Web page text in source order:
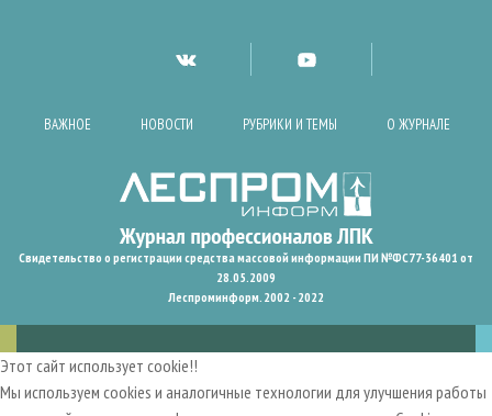
ВАЖНОЕ НОВОСТИ РУБРИКИ И ТЕМЫ О ЖУРНАЛЕ
Свидетельство о регистрации средства массовой информации ПИ №ФС77-36401 от
28.05.2009
Леспроминформ. 2002 - 2022
Этот сайт использует cookie!!
Мы используем cookies и аналогичные технологии для улучшения работы